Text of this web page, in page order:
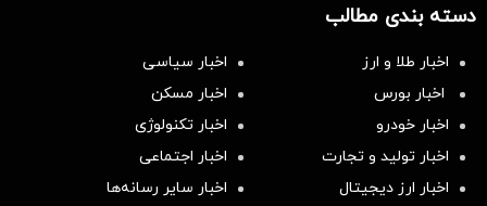
دسته بندی مطالب
اخبار طلا و ارز
اخبار سیاسی
اخبار بورس
اخبار مسکن
اخبار خودرو
اخبار تکنولوژی
اخبار تولید و تجارت
اخبار اجتماعی
اخبار ارز دیجیتال
اخبار سایر رسانه‌‌ها